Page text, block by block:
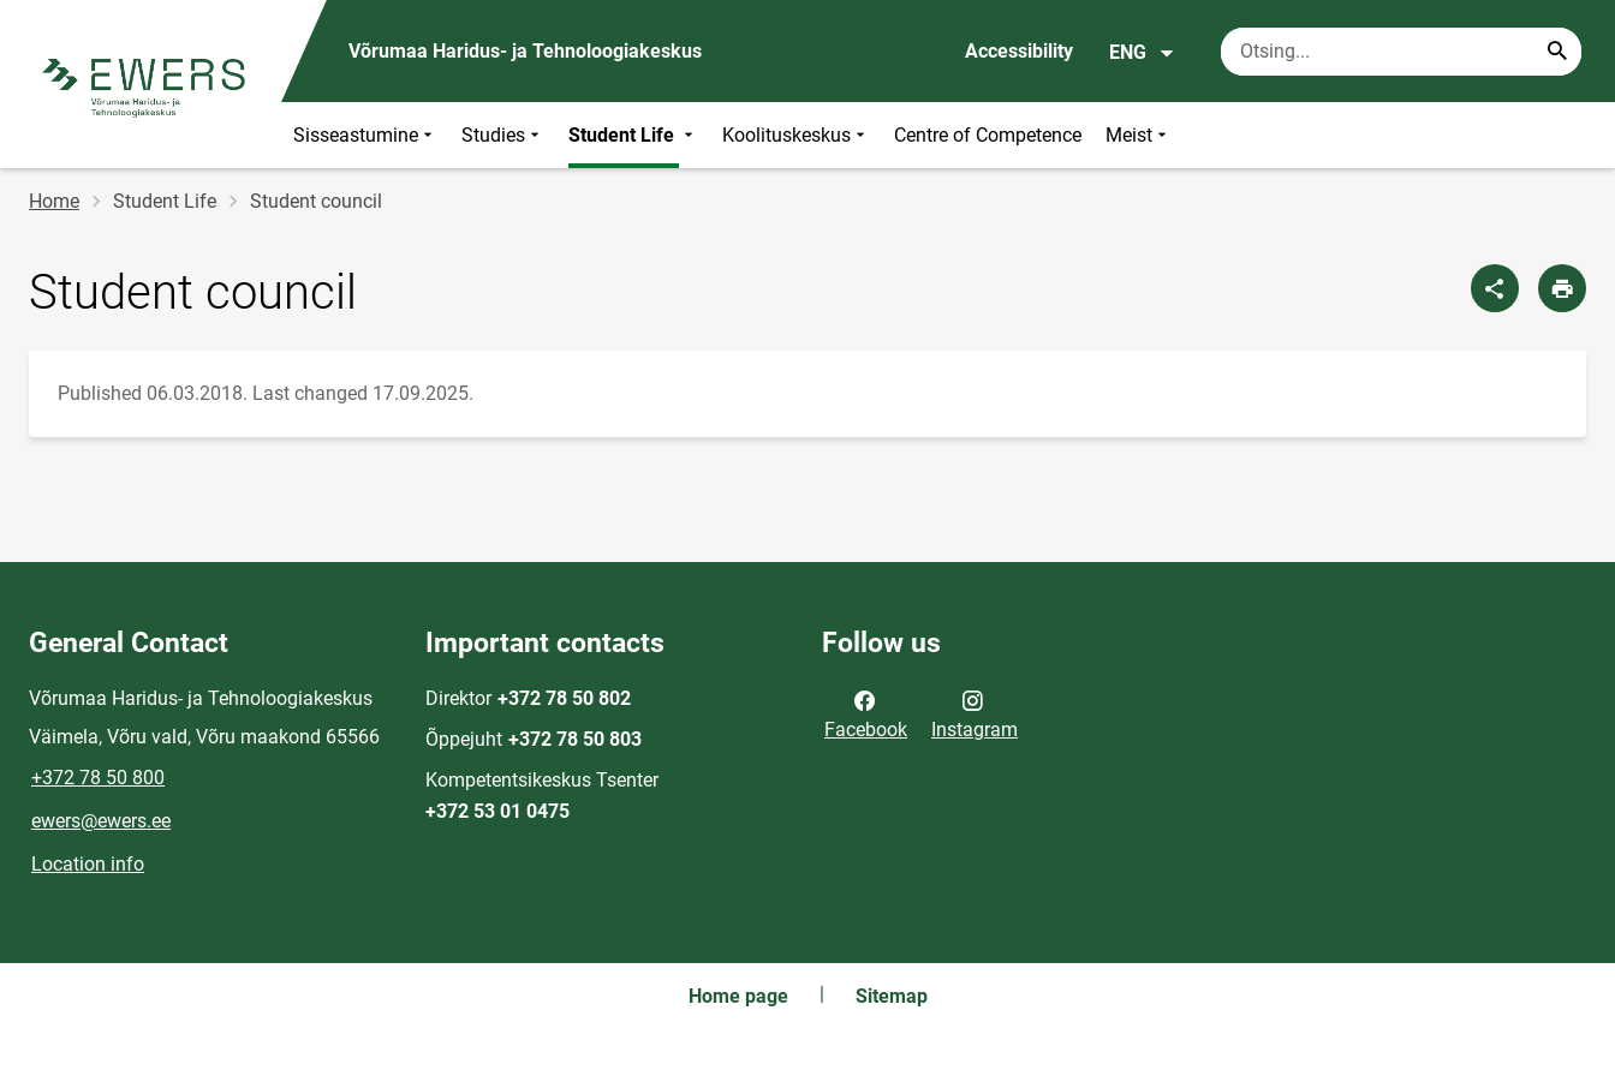
Võrumaa Haridus- ja Tehnoloogiakeskus Accessibility ENG
Sisseastumine Studies Student Life Koolituskeskus Centre of Competence Meist
Breadcrumb
Home Student Life Student council
Student council
Published 06.03.2018. Last changed 17.09.2025.
General Contact
Võrumaa Haridus- ja Tehnoloogiakeskus
Väimela, Võru vald, Võru maakond 65566
+372 78 50 800
ewers@ewers.ee
Location info
Important contacts
Direktor +372 78 50 802
Õppejuht +372 78 50 803
Kompetentsikeskus Tsenter
+372 53 01 0475
Follow us
Facebook Instagram
Home page Sitemap